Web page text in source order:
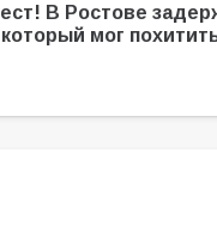
В Ростове
мог